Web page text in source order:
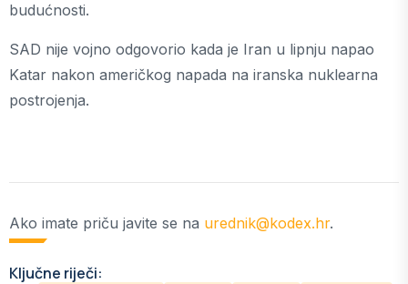
budućnosti.
SAD nije vojno odgovorio kada je Iran u lipnju napao
Katar nakon američkog napada na iranska nuklearna
postrojenja.
Ako imate priču javite se na urednik@kodex.hr.
Ključne riječi: